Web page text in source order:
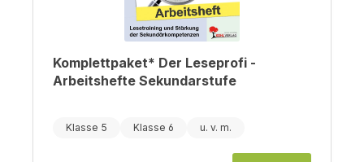
Komplettpaket* Der Leseprofi -
Arbeitshefte Sekundarstufe
Klasse 5 Klasse 6